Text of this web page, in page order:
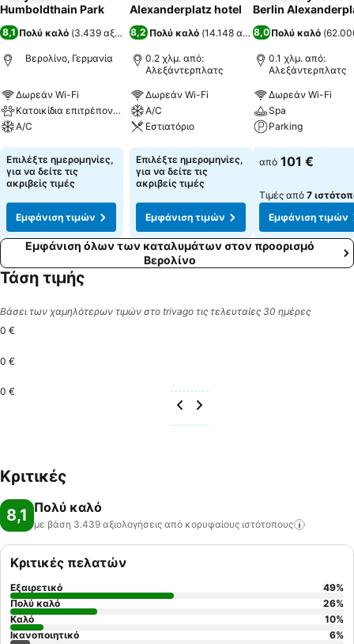
Humboldthain Park
8,1 Πολύ καλό (3.439 αξιολογήσεις)
Βερολίνο, Γερμανία
Δωρεάν Wi-Fi
Κατοικίδια επιτρέπονται
A/C
Εμφάνιση τιμών
Επιλέξτε ημερομηνίες,
για να δείτε τις
ακριβείς τιμές
Εμφάνιση τιμών
Alexanderplatz hotel
8,2 Πολύ καλό (14.148 αξιολογήσεις )
0.2 χλμ. από:
Αλεξάντερπλατς
Δωρεάν Wi-Fi
A/C
Εστιατόριο
Εμφάνιση τιμών
Επιλέξτε ημερομηνίες,
για να δείτε τις
ακριβείς τιμές
Εμφάνιση τιμών
Berlin
8,0Πολύ καλό (
0.1 χλμ. από:
Αλεξάντερπλατς
Δωρεάν Wi-Fi
Spa
Parking
Εμφάνιση τιμών
από 101 €
Τιμές από 7
Εμφάνιση τιμών
Εμφάνιση όλων των καταλυμάτων στον προορισμό
Βερολίνο
Τάση τιμής
Βάσει των χαμηλότερων τιμών στο trivago τις τελευταίες 30 ημέρες
0 €
0 €
0 €
Κριτικές
8,1 Πολύ καλό
με βάση 3.439 αξιολογήσεις από κορυφαίους ιστότοπους
Κριτικές πελατών
Εξαιρετικό 49%
Πολύ καλό
26%
Καλό
10%
Ικανοποιητικό
6%